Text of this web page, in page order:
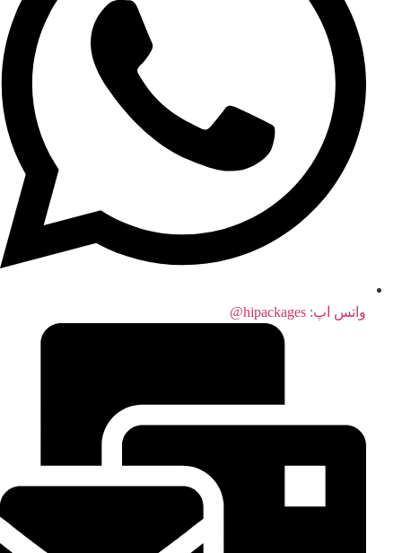
واتس اپ:‌ hipackages@